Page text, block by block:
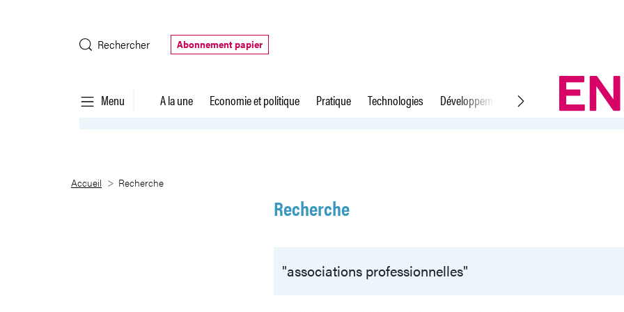
Rechercher
Abonnement papier
Menu A la une Economie et politique Pratique Technologies Développement durable Droit du travail
Recherche
Accueil Recherche
Recherche